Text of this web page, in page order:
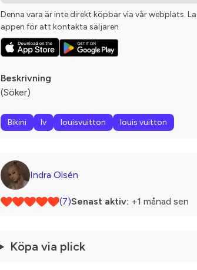
Denna vara är inte direkt köpbar via vår webplats.
appen för att kontakta säljaren
Beskrivning
(Söker)
Bikini lv louisvuitton louis vuitton
Indra Olsén
(7)Senast aktiv: +1 månad sen
Köpa via plick